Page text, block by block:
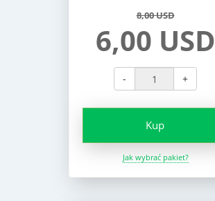
8,00 USD
6,00 USD
- +
Kup
Jak wybrać pakiet?